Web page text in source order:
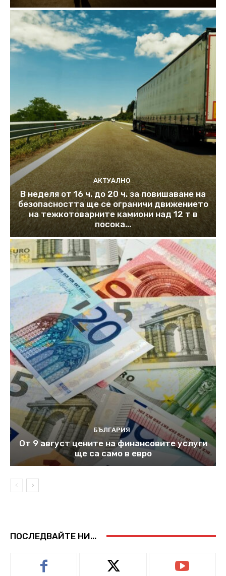
АКТУАЛНО
В неделя от 16 ч. до 20 ч. за повишаване на
безопасността ще се ограничи движението
на тежкотоварните камиони над 12 т в
посока...
БЪЛГАРИЯ
От 9 август цените на финансовите услуги
ще са само в евро
ПОСЛЕДВАЙТЕ НИ...